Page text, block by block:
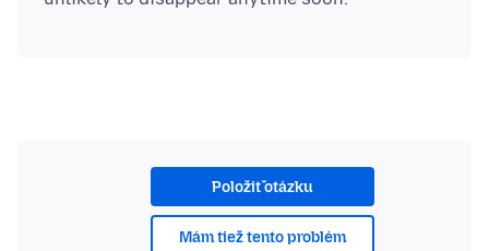
Položiť otázku
Mám tiež tento problém